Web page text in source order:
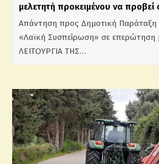
μελετητή προκειμένου να προβεί
Απάντηση προς Δημοτική Παράταξη
«Λαϊκή Συσπείρωση» σε
ΛΕΙΤΟΥΡΓΙΑ ΤΗΣ…